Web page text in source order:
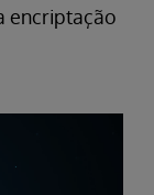
encriptação